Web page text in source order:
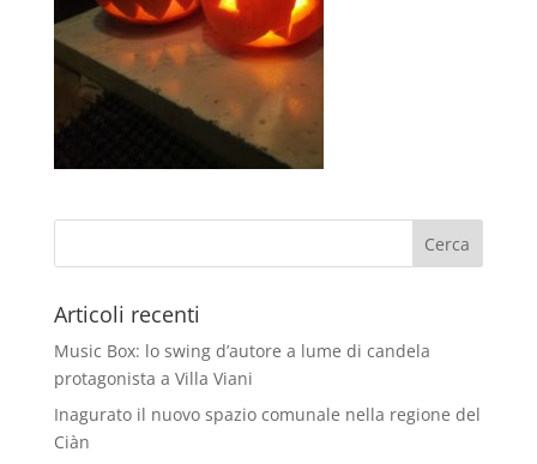
Articoli recenti
Music Box: lo swing d’autore a lume di candela
protagonista a Villa Viani
Inagurato il nuovo spazio comunale nella regione del
Ciàn